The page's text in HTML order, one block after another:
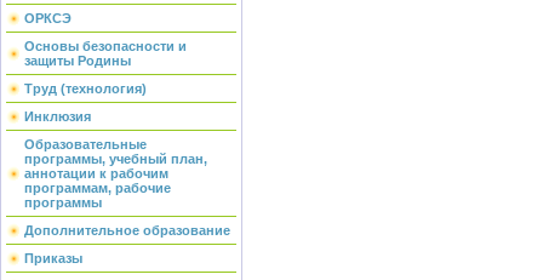
ОРКСЭ
Основы безопасности и
защиты Родины
Труд (технология)
Инклюзия
Образовательные
программы, учебный план,
аннотации к рабочим
программам, рабочие
программы
Дополнительное образование
Приказы